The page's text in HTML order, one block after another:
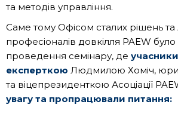
та методів управління.
Саме тому Офісом сталих рішень та
професіоналів довкілля PAEW було
проведення семінару, де
експерткою Людмилою Хоміч,
та віцепрезиденткою Асоціації
увагу та пропрацювали питання: